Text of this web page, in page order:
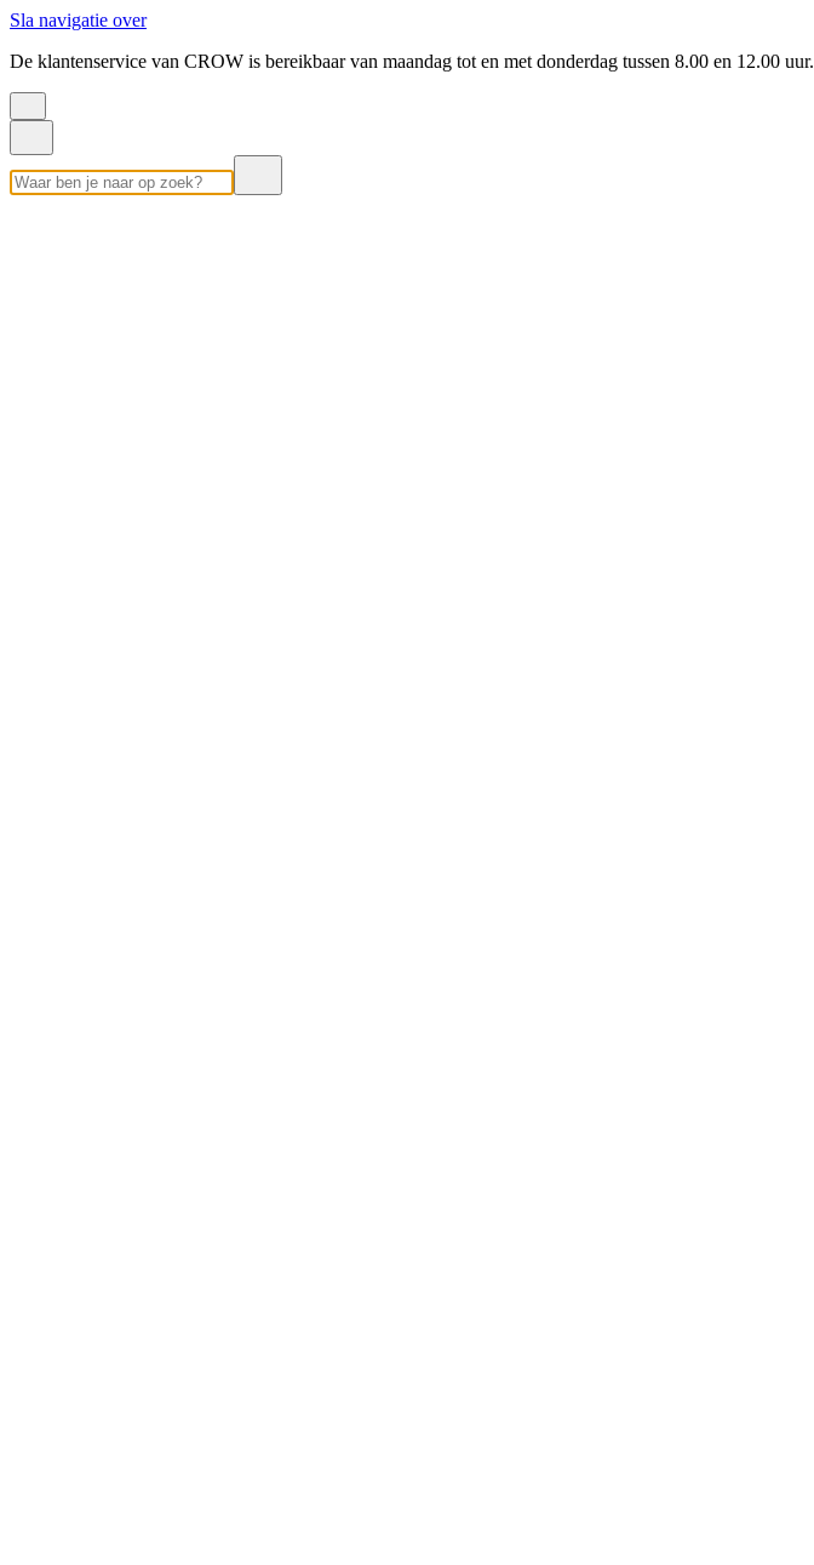
Sla navigatie over
De klantenservice van CROW is bereikbaar van maandag tot en met donderdag tussen 8.00 en 12.00 uur.